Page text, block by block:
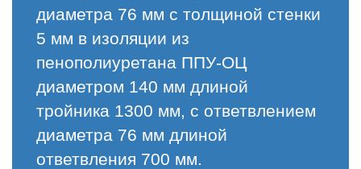
диаметра 76 мм с толщиной стенки
5 мм в изоляции из
пенополиуретана ППУ-ОЦ
диаметром 140 мм длиной
тройника 1300 мм, с ответвлением
диаметра 76 мм длиной
ответвления 700 мм.